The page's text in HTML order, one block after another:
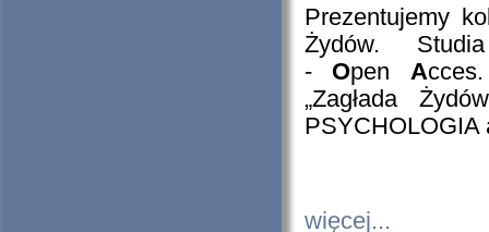
Prezentujemy
Żydów.
- Open A
„Zagłada
PSYCHOLOGIA
więcej...